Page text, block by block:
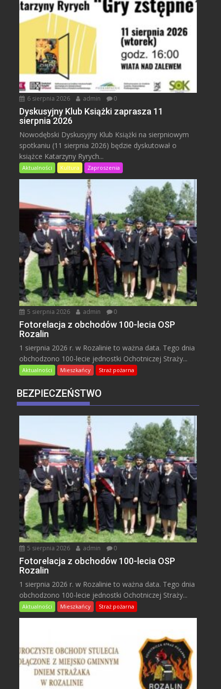
6 sierpnia 2026 admin 0
Dyskusyjny Klub Książki zaprasza 11
sierpnia 2026
Nowodębski Dyskusyjny Klub Książki na sierpniowym
spotkaniu (11 sierpnia 2026) będzie dyskutował o
książce Katarzyny Ryrych...
Aktualności Kultura Zaproszenia
5 sierpnia 2026 admin 0
Fotorelacja z obchodów 100-lecia OSP
Rozalin
1 sierpnia 2026 r. w Rozalinie to ważna data. Tego dnia
obchodzono 100-lecie jednostki Ochotniczej Straży...
Aktualności Mieszkańcy Straż pożarna
BEZPIECZEŃSTWO
5 sierpnia 2026 admin 0
Fotorelacja z obchodów 100-lecia OSP
Rozalin
1 sierpnia 2026 r. w Rozalinie to ważna data. Tego dnia
obchodzono 100-lecie jednostki Ochotniczej Straży...
Aktualności Mieszkańcy Straż pożarna